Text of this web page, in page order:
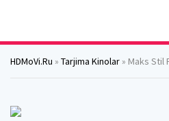
HDMoVi.Ru » Tarjima Kinolar » Maks Stil Premyera